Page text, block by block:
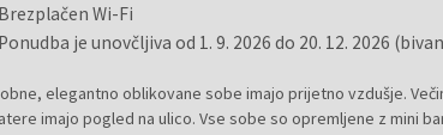
Brezplačen Wi-Fi
Ponudba je unovčljiva od 1. 9. 2026 do 20. 12. 2026
elegantno oblikovane sobe imajo prijetno vzdušje.
imajo pogled na ulico. Vse sobe so opremljene z mini